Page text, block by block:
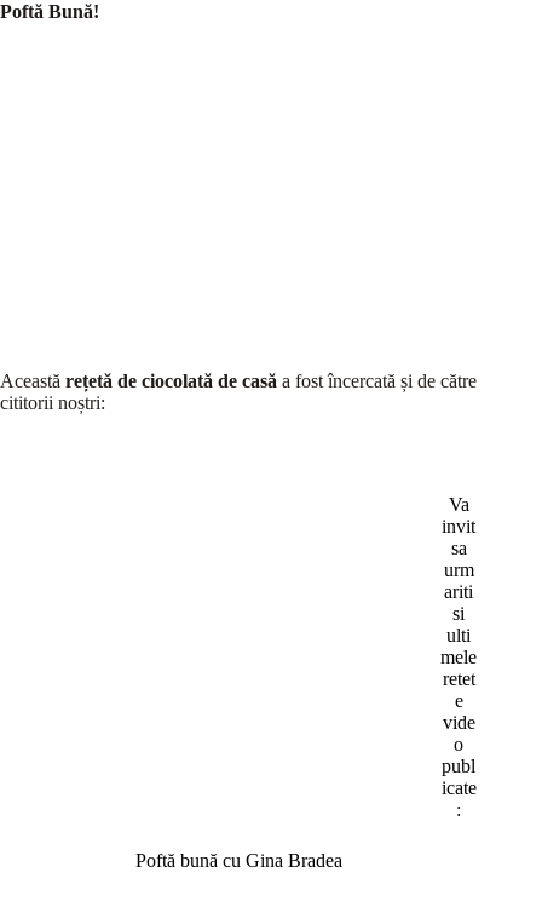
Poftă Bună!
Această rețetă de ciocolată de casă a fost încercată și de către
cititorii noștri:
Va
invit
sa
urm
ariti
si
ulti
mele
retet
e
vide
o
publ
icate
:
Poftă bună cu Gina Bradea